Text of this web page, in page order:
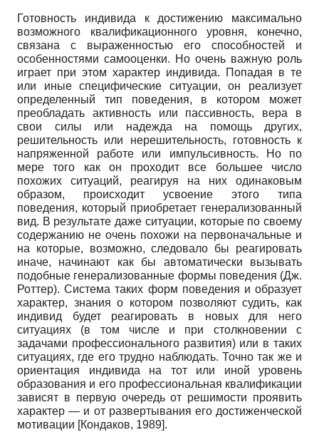
Готовность индивида к достижению максимально
возможного квалификационного уровня, конечно,
связана с выраженностью его способностей и
особенностями самооценки. Но очень важную роль
играет при этом характер индивида. Попадая в те
или иные специфические ситуации, он реализует
определенный тип поведения, в котором может
преобладать активность или пассивность, вера в
свои силы или надежда на помощь других,
решительность или нерешительность, готовность к
напряженной работе или импульсивность. Но по
мере того как он проходит все большее число
похожих ситуаций, реагируя на них одинаковым
образом, происходит усвоение этого типа
поведения, который приобретает генерализованный
вид. В результате даже ситуации, которые по своему
содержанию не очень похожи на первоначальные и
на которые, возможно, следовало бы реагировать
иначе, начинают как бы автоматически вызывать
подобные генерализованные формы поведения (Дж.
Роттер). Система таких форм поведения и образует
характер, знания о котором позволяют судить, как
индивид будет реагировать в новых для него
ситуациях (в том числе и при столкновении с
задачами профессионального развития) или в таких
ситуациях, где его трудно наблюдать. Точно так же и
ориентация индивида на тот или иной уровень
образования и его профессиональная квалификации
зависят в первую очередь от решимости проявить
характер — и от развертывания его достиженческой
мотивации [Кондаков, 1989].